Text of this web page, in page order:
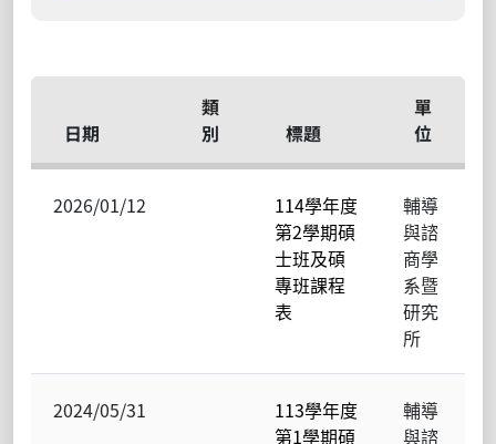
日期
類
別
標題
單
位
2026/01/12
114學年度
第2學期碩
士班及碩
專班課程
表
輔導
與諮
商學
系暨
研究
所
2024/05/31
113學年度
第1學期碩
輔導
與諮